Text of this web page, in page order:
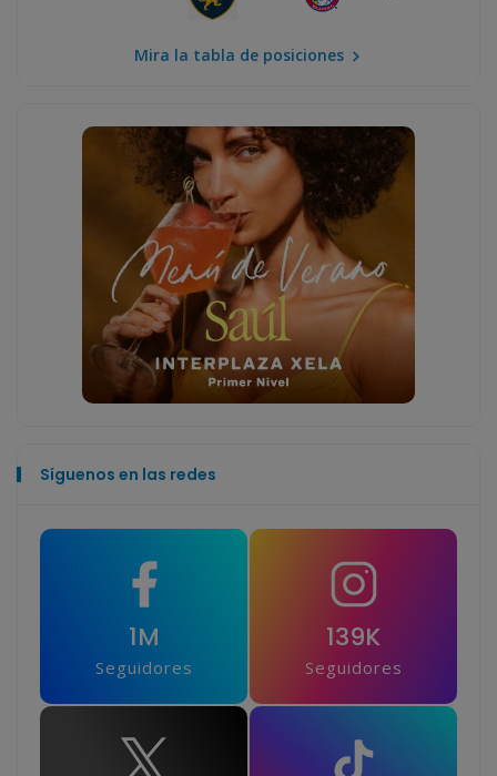
Mira la tabla de posiciones
Síguenos en las redes
1M
Seguidores
139K
Seguidores